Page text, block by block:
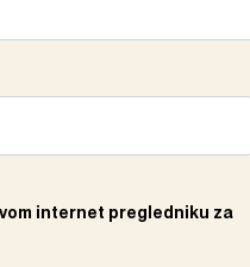
internet pregledniku za